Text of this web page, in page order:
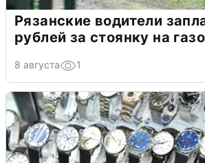
Рязанские водители
рублей за стоянку на
8 августа 1